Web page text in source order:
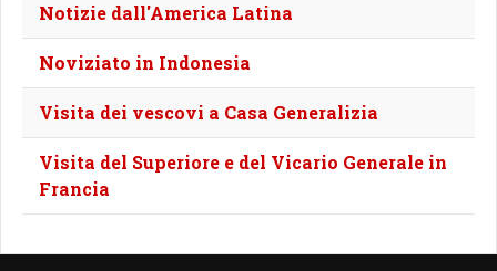
Notizie dall'America Latina
Noviziato in Indonesia
Visita dei vescovi a Casa Generalizia
Visita del Superiore e del Vicario Generale in
Francia